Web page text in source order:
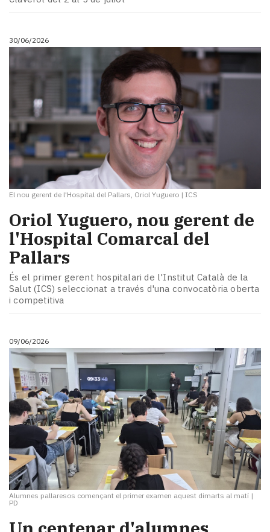
30/06/2026
El nou gerent de l'Hospital del Pallars, Oriol Yuguero | ICS
​Oriol Yuguero, nou gerent de
l'Hospital Comarcal del
Pallars
És el primer gerent hospitalari de l'Institut Català de la
Salut (ICS) seleccionat a través d'una convocatòria oberta
i competitiva
09/06/2026
Alumnes pallaresos començant el primer examen aquest dimarts al matí |
PD